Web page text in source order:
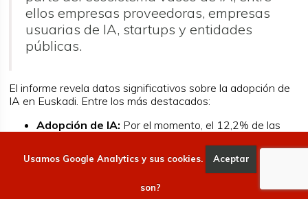
ellos empresas proveedoras, empresas
usuarias de IA, startups y entidades
públicas.
El informe revela datos significativos sobre la adopción de
IA en Euskadi. Entre los más destacados:
Adopción de IA: Por el momento, el 12,2% de las
que muestra que todavía existe un amplio margen de
crecimiento. Sin embargo, la diversidad de casos de
uso de IA en Euskadi identificados y caracterizados
es significativa, con más de 400 casos registrados, lo
Usamos Google Analytics y sus cookies. Aceptar
son?